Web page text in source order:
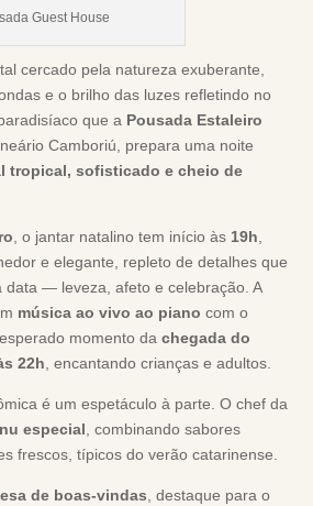
Guest House
cercado pela natureza exuberante,
e o brilho das luzes refletindo no
que a Pousada Estaleiro
Camboriú, prepara uma noite
tropical, sofisticado e cheio de
, o jantar natalino tem início às 19h,
e elegante, repleto de detalhes que
data — leveza, afeto e celebração. A
música ao vivo ao piano com o
momento dachegada do
22h, encantando crianças e adultos.
é um espetáculo à parte. O chef da
especial, combinando sabores
frescos, típicos do verão catarinense.
de boas-vindas, destaque para o